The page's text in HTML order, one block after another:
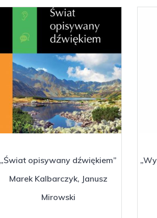
„Świat opisywany dźwiękiem”
Marek Kalbarczyk, Janusz
Mirowski